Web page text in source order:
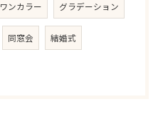
ワンカラー グラデーション
同窓会 結婚式